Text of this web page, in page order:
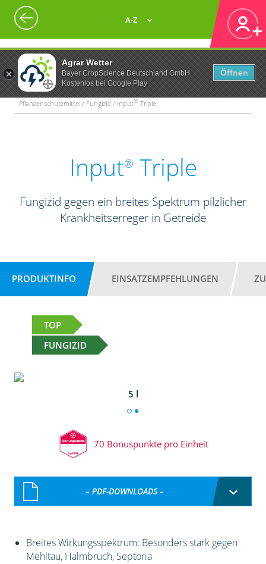
Agrar Wetter
Bayer CropScience Deutschland GmbH
Kostenlos bei Google Play
Öffnen
A-Z
Pflanzenschutzmittel / Fungizid / Input® Triple
Input® Triple
Fungizid gegen ein breites Spektrum pilzlicher
Krankheitserreger in Getreide
PRODUKTINFO EINSATZEMPFEHLUNGEN
TOP
FUNGIZID
5 l
70 Bonuspunkte pro Einheit
– PDF-DOWNLOADS –
Breites Wirkungsspektrum: Besonders stark gegen
Mehltau, Halmbruch, Septoria